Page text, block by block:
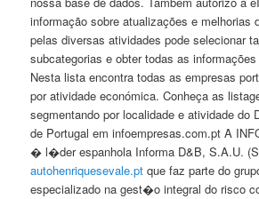
informação sobre atualizações e melhorias
pelas diversas atividades pode selecionar
subcategorias e obter todas as
Nesta lista encontra todas as empresas
por atividade económica. Conheça as
segmentando por localidade e atividade do
de Portugal em infoempresas.com.pt A
� l�der espanhola Informa D&B, S.A.U.
autohenriquesevale.pt que faz parte do
especializado na gest�o integral do risco